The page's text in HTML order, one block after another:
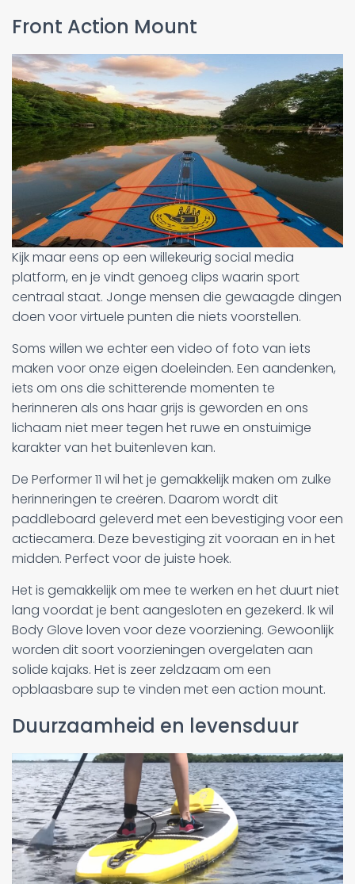
Front Action Mount
Kijk maar eens op een willekeurig social media
platform, en je vindt genoeg clips waarin sport
centraal staat. Jonge mensen die gewaagde dingen
doen voor virtuele punten die niets voorstellen.
Soms willen we echter een video of foto van iets
maken voor onze eigen doeleinden. Een aandenken,
iets om ons die schitterende momenten te
herinneren als ons haar grijs is geworden en ons
lichaam niet meer tegen het ruwe en onstuimige
karakter van het buitenleven kan.
De Performer 11 wil het je gemakkelijk maken om zulke
herinneringen te creëren. Daarom wordt dit
paddleboard geleverd met een bevestiging voor een
actiecamera. Deze bevestiging zit vooraan en in het
midden. Perfect voor de juiste hoek.
Het is gemakkelijk om mee te werken en het duurt niet
lang voordat je bent aangesloten en gezekerd. Ik wil
Body Glove loven voor deze voorziening. Gewoonlijk
worden dit soort voorzieningen overgelaten aan
solide kajaks. Het is zeer zeldzaam om een
opblaasbare sup te vinden met een action mount.
Duurzaamheid en levensduur